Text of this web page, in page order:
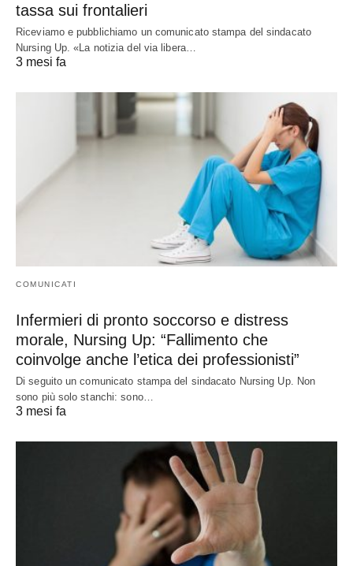
tassa sui frontalieri
Riceviamo e pubblichiamo un comunicato stampa del sindacato
Nursing Up. «La notizia del via libera…
3 mesi fa
COMUNICATI
Infermieri di pronto soccorso e distress
morale, Nursing Up: “Fallimento che
coinvolge anche l’etica dei professionisti”
Di seguito un comunicato stampa del sindacato Nursing Up. Non
sono più solo stanchi: sono…
3 mesi fa